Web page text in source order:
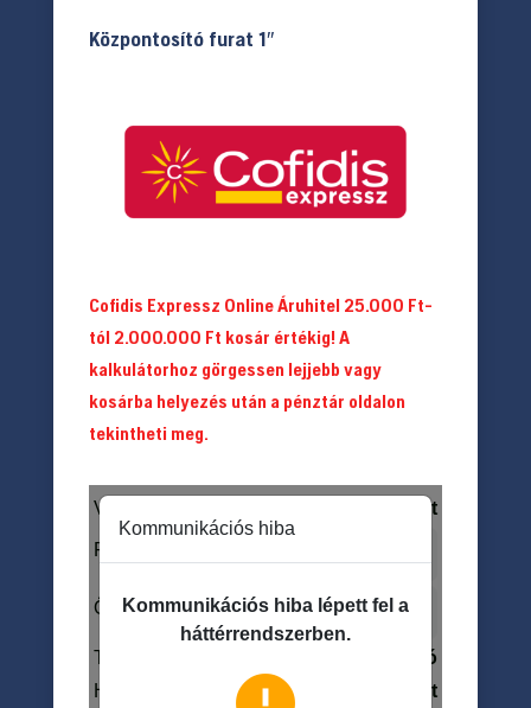
Központosító furat 1″
Cofidis Expressz Online Áruhitel 25.000 Ft-
tól 2.000.000 Ft kosár értékig! A
kalkulátorhoz görgessen lejjebb vagy
kosárba helyezés után a pénztár oldalon
tekintheti meg.